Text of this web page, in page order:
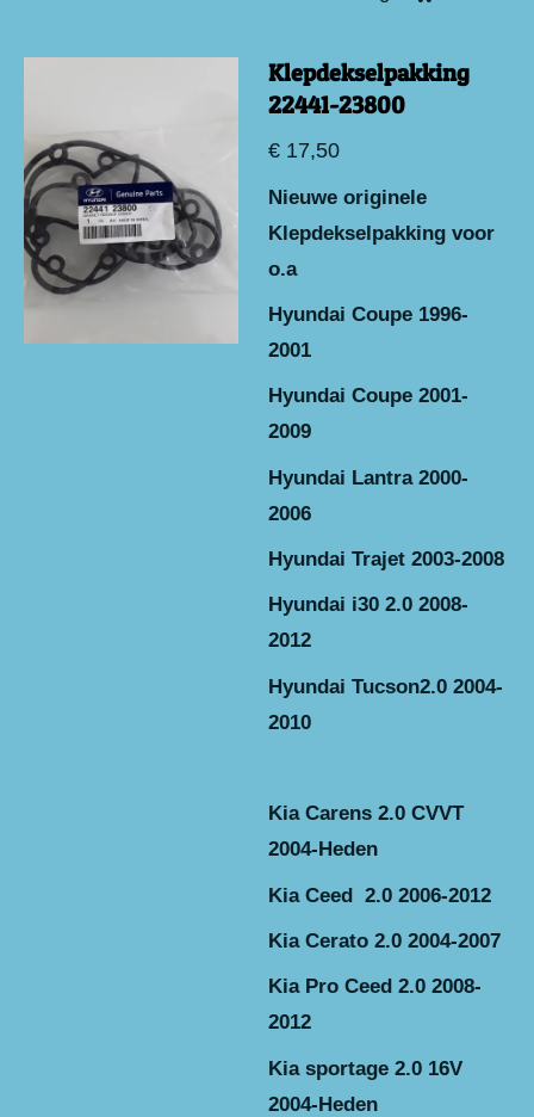
Klepdekselpakking
22441-23800
€ 17,50
Nieuwe originele
Klepdekselpakking voor
o.a
Hyundai Coupe 1996-
2001
Hyundai Coupe 2001-
2009
Hyundai Lantra 2000-
2006
Hyundai Trajet 2003-2008
Hyundai i30 2.0 2008-
2012
Hyundai Tucson2.0 2004-
2010
Kia Carens 2.0 CVVT
2004-Heden
Kia Ceed 2.0 2006-2012
Kia Cerato 2.0 2004-2007
Kia Pro Ceed 2.0 2008-
2012
Kia sportage 2.0 16V
2004-Heden